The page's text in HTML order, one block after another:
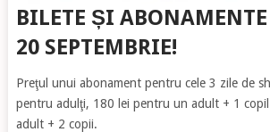
BILETE ȘI
20 SEPTEMBRIE!
Preţul unui abonament pentru cele 3 zile de
pentru adulţi, 180 lei pentru un adult + 1
adult + 2 copii.